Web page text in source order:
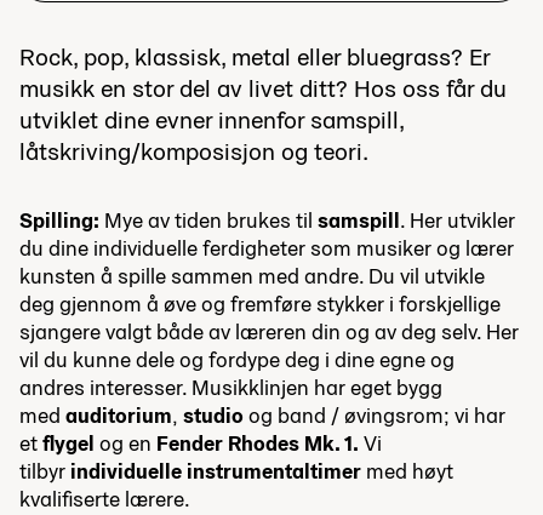
Rock, pop, klassisk, metal eller bluegrass? Er
musikk en stor del av livet ditt? Hos oss får du
utviklet dine evner innenfor samspill,
låtskriving/komposisjon og teori.
Spilling: Mye av tiden brukes til samspill. Her utvikler
du dine individuelle ferdigheter som musiker og lærer
kunsten å spille sammen med andre. Du vil utvikle
deg gjennom å øve og fremføre stykker i forskjellige
sjangere valgt både av læreren din og av deg selv. Her
vil du kunne dele og fordype deg i dine egne og
andres interesser. Musikklinjen har eget bygg
med auditorium, studioog band / øvingsrom; vi har
etflygel og en Fender Rhodes Mk. 1. Vi
tilbyr individuelle instrumentaltimer med høyt
kvalifiserte lærere.